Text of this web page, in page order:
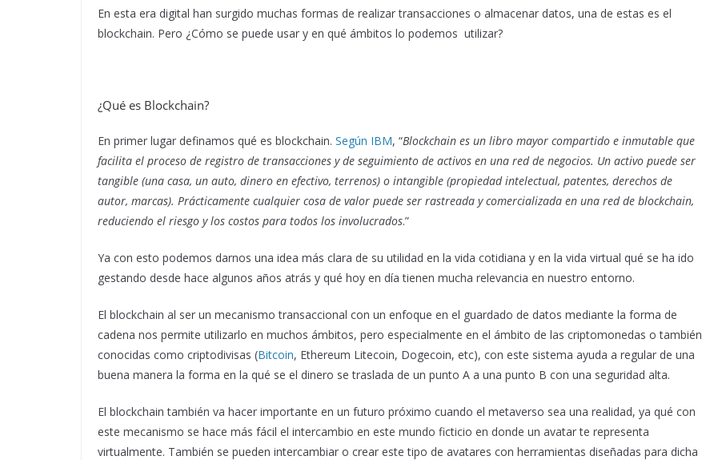
En esta era digital han surgido muchas formas de realizar transacciones o almacenar datos, una de estas es el
blockchain. Pero ¿Cómo se puede usar y en qué ámbitos lo podemos utilizar?
¿Qué es Blockchain?
En primer lugar definamos qué es blockchain. Según IBM, “Blockchain es un libro mayor compartido e inmutable que
facilita el proceso de registro de transacciones y de seguimiento de activos en una red de negocios. Un activo puede ser
tangible (una casa, un auto, dinero en efectivo, terrenos) o intangible (propiedad intelectual, patentes, derechos de
autor, marcas). Prácticamente cualquier cosa de valor puede ser rastreada y comercializada en una red de blockchain,
reduciendo el riesgo y los costos para todos los involucrados.”
Ya con esto podemos darnos una idea más clara de su utilidad en la vida cotidiana y en la vida virtual qué se ha ido
gestando desde hace algunos años atrás y qué hoy en día tienen mucha relevancia en nuestro entorno.
El blockchain al ser un mecanismo transaccional con un enfoque en el guardado de datos mediante la forma de
cadena nos permite utilizarlo en muchos ámbitos, pero especialmente en el ámbito de las criptomonedas o también
conocidas como criptodivisas (Bitcoin, Ethereum Litecoin, Dogecoin, etc), con este sistema ayuda a regular de una
buena manera la forma en la qué se el dinero se traslada de un punto A a una punto B con una seguridad alta.
El blockchain también va hacer importante en un futuro próximo cuando el metaverso sea una realidad, ya qué con
este mecanismo se hace más fácil el intercambio en este mundo ficticio en donde un avatar te representa
virtualmente. También se pueden intercambiar o crear este tipo de avatares con herramientas diseñadas para dicha